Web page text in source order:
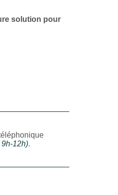
solution pour
12h).